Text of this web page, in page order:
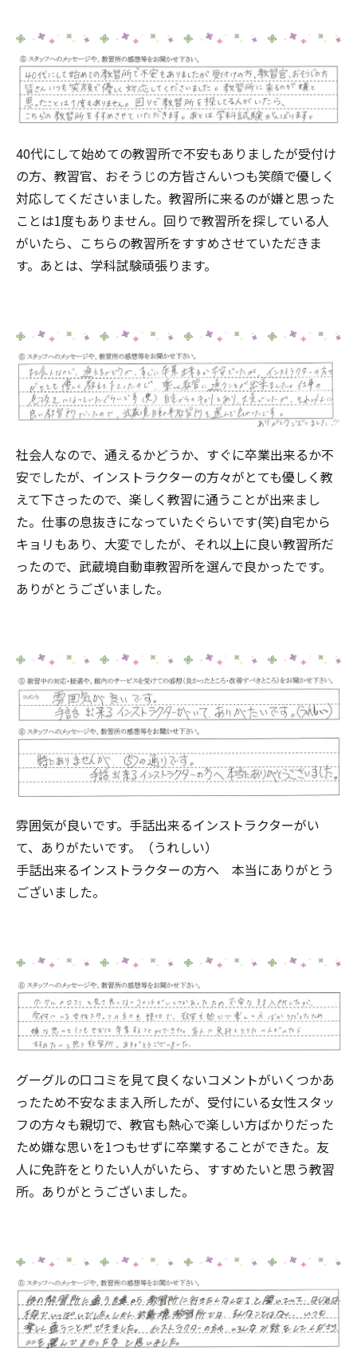
40代にして始めての教習所で不安もありましたが受付け
の方、教習官、おそうじの方皆さんいつも笑顔で優しく
対応してくださいました。教習所に来るのが嫌と思った
ことは1度もありません。回りで教習所を探している人
がいたら、こちらの教習所をすすめさせていただきま
す。あとは、学科試験頑張ります。
社会人なので、通えるかどうか、すぐに卒業出来るか不
安でしたが、インストラクターの方々がとても優しく教
えて下さったので、楽しく教習に通うことが出来まし
た。仕事の息抜きになっていたぐらいです(笑)自宅から
キョリもあり、大変でしたが、それ以上に良い教習所だ
ったので、武蔵境自動車教習所を選んで良かったです。
ありがとうございました。
雰囲気が良いです。手話出来るインストラクターがい
て、ありがたいです。（うれしい）
手話出来るインストラクターの方へ 本当にありがとう
ございました。
グーグルの口コミを見て良くないコメントがいくつかあ
ったため不安なまま入所したが、受付にいる女性スタッ
フの方々も親切で、教官も熱心で楽しい方ばかりだった
ため嫌な思いを1つもせずに卒業することができた。友
人に免許をとりたい人がいたら、すすめたいと思う教習
所。ありがとうございました。